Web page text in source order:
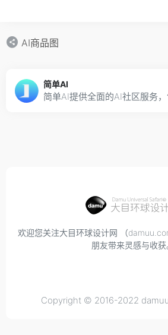
AI商品图
简单AI
简单AI提供全面的AI社区服务
欢迎您关注大目环球设计网 （
朋友带来灵感与收获
Copyright © 2016-2022